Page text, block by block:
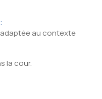
au contexte
la cour.